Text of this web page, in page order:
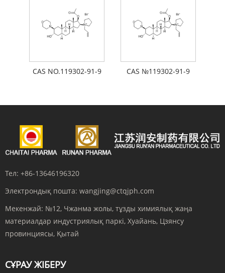
CAS NO.119302-91-9 CAS №119302-91-9
Тел: +86-13646196320
Электрондық пошта: wangjing@ctqjph.com
Мекенжай: №12, Чжанма жолы, тұзды химиялық жаңа
материалдар индустриялық паркі, Хуайань, Цзянсу
провинциясы, Қытай
СҰРАУ ЖІБЕРУ